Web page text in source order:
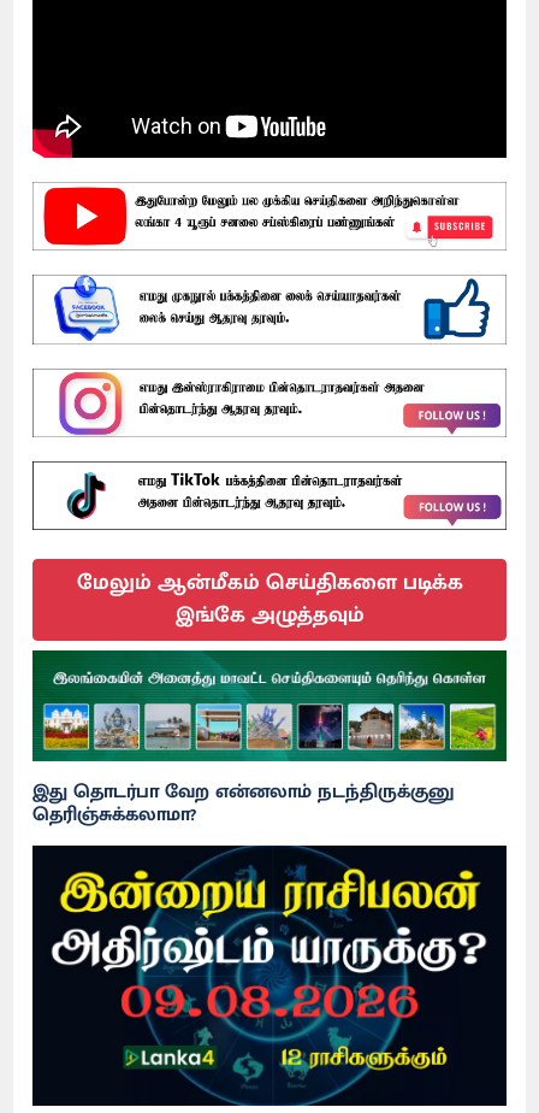
மேலும் ஆன்மீகம் செய்திகளை படிக்க
இங்கே அழுத்தவும்
இது தொடர்பா வேற என்னலாம் நடந்திருக்குனு
தெரிஞ்சுக்கலாமா?